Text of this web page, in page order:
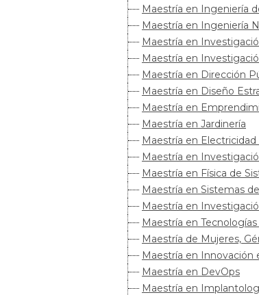
Maestría en Ingeniería
Maestría en Ingeniería
Maestría en
Maestría en
Maestría en Dirección
Maestría en Diseño
Maestría en
Maestría en Jardinería
Maestría en
Maestría en
Maestría en Física de
Maestría en Sistemas
Maestría en
Maestría en
Maestría de Mujeres,
Maestría en Innovación
Maestría en DevOps
Maestría en